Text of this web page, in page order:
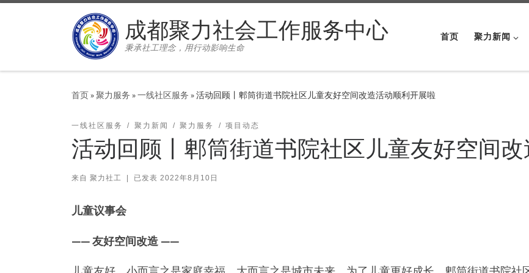
成都聚力社会工作服务中心
秉承社工理念，用行动影响生命
首页 聚力新闻
首页»聚力服务 »一线社区服务 »活动回顾丨郫筒街道书院社区儿童友好空间改造活动顺利开展啦
一线社区服务 聚力新闻 聚力服务 项目动态
活动回顾丨郫筒街道书院社区儿童友好空间
来自 聚力社工 已发表 2022年8月10日
儿童议事会
—— 友好空间改造 ——